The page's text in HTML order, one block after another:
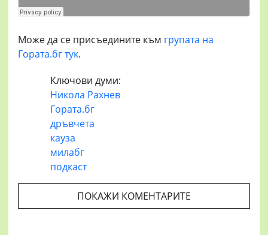
Може да се присъедините към групата на
Гората.бг тук.
Ключови думи:
Никола Рахнев
Гората.бг
дръвчета
кауза
милабг
подкаст
ПОКАЖИ КОМЕНТАРИТЕ